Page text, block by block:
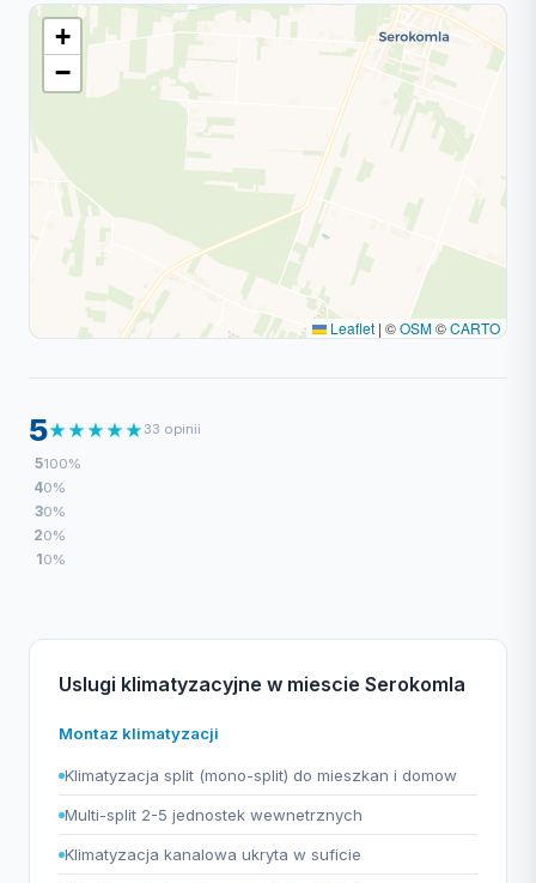
+
−
Leaflet | ©OSM©CARTO
5★★★★★ 33 opinii
5100%
40%
30%
20%
10%
Uslugi klimatyzacyjne w miescie Serokomla
Montaz klimatyzacji
Klimatyzacja split (mono-split) do mieszkan i domow
Multi-split 2-5 jednostek wewnetrznych
Klimatyzacja kanalowa ukryta w suficie